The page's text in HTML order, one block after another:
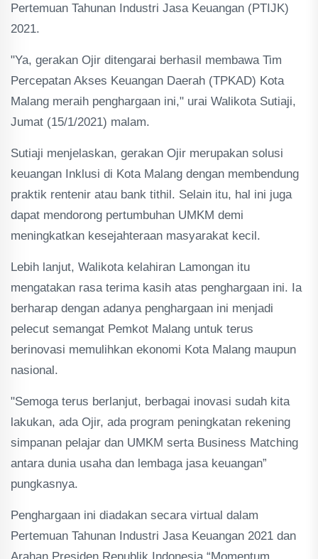
Pertemuan Tahunan Industri Jasa Keuangan (PTIJK)
2021.
"Ya, gerakan Ojir ditengarai berhasil membawa Tim
Percepatan Akses Keuangan Daerah (TPKAD) Kota
Malang meraih penghargaan ini," urai Walikota Sutiaji,
Jumat (15/1/2021) malam.
Sutiaji menjelaskan, gerakan Ojir merupakan solusi
keuangan Inklusi di Kota Malang dengan membendung
praktik rentenir atau bank tithil. Selain itu, hal ini juga
dapat mendorong pertumbuhan UMKM demi
meningkatkan kesejahteraan masyarakat kecil.
Lebih lanjut, Walikota kelahiran Lamongan itu
mengatakan rasa terima kasih atas penghargaan ini. Ia
berharap dengan adanya penghargaan ini menjadi
pelecut semangat Pemkot Malang untuk terus
berinovasi memulihkan ekonomi Kota Malang maupun
nasional.
"Semoga terus berlanjut, berbagai inovasi sudah kita
lakukan, ada Ojir, ada program peningkatan rekening
simpanan pelajar dan UMKM serta Business Matching
antara dunia usaha dan lembaga jasa keuangan”
pungkasnya.
Penghargaan ini diadakan secara virtual dalam
Pertemuan Tahunan Industri Jasa Keuangan 2021 dan